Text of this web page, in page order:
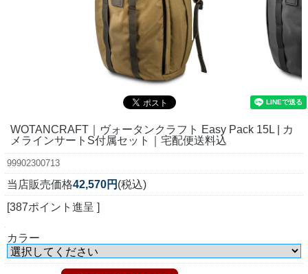
WOTANCRAFT｜ヴォータンクラフト Easy Pack 15L | カ
メラインサートS付属セット｜宅配便送料込
99902300713
当店販売価格42,570円 (税込)
[387ポイント進呈 ]
カラー